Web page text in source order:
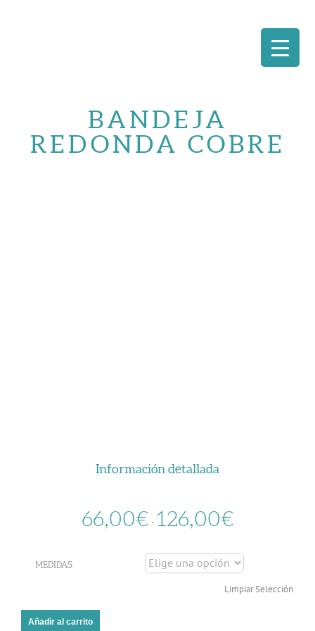
BANDEJA
REDONDA COBRE
Información detallada
66,00€ - 126,00€de
66,00€
hasta
126,00€
MEDIDAS
Limpiar Selección
Añadir al carrito